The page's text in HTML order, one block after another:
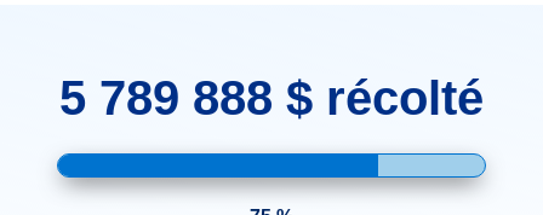
5 789 888 $ récolté